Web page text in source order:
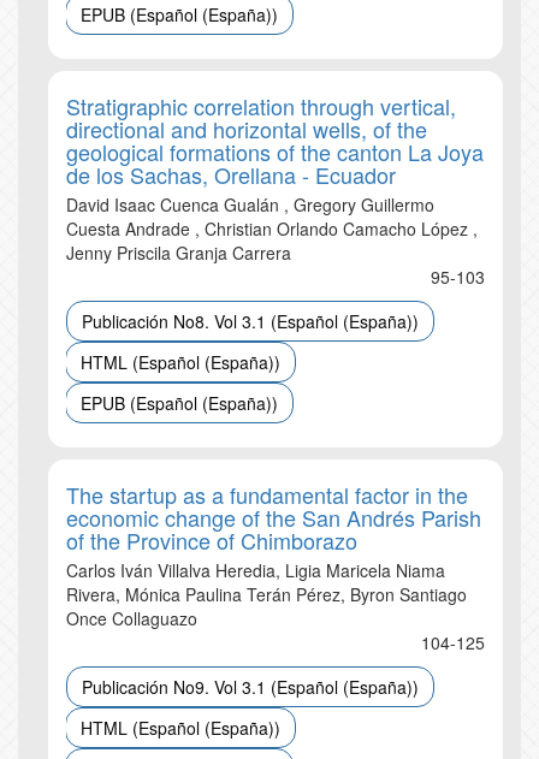
EPUB (Español (España))
Stratigraphic correlation through vertical,
directional and horizontal wells, of the
geological formations of the canton La Joya
de los Sachas, Orellana - Ecuador
David Isaac Cuenca Gualán , Gregory Guillermo
Cuesta Andrade , Christian Orlando Camacho López ,
Jenny Priscila Granja Carrera
95-103
Publicación No8. Vol 3.1 (Español (España))
HTML (Español (España))
EPUB (Español (España))
The startup as a fundamental factor in the
economic change of the San Andrés Parish
of the Province of Chimborazo
Carlos Iván Villalva Heredia, Ligia Maricela Niama
Rivera, Mónica Paulina Terán Pérez, Byron Santiago
Once Collaguazo
104-125
Publicación No9. Vol 3.1 (Español (España))
HTML (Español (España))